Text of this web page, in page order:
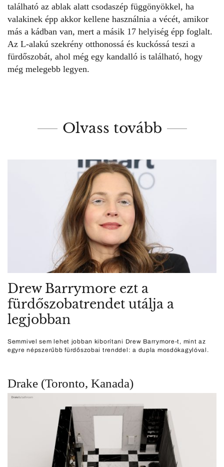
található az ablak alatt csodaszép függönyökkel, ha
valakinek épp akkor kellene használnia a vécét, amikor
más a kádban van, mert a másik 17 helyiség épp foglalt.
Az L-alakú szekrény otthonossá és kuckóssá teszi a
fürdőszobát, ahol még egy kandalló is található, hogy
még melegebb legyen.
Olvass tovább
Drew Barrymore ezt a
fürdőszobatrendet utálja a
legjobban
Semmivel sem lehet jobban kiborítani Drew Barrymore-t, mint az
egyre népszerűbb fürdőszobai trenddel: a dupla mosdókagylóval.
Drake (Toronto, Kanada)